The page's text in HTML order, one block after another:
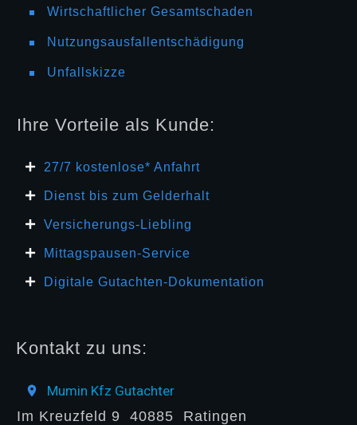
Wirtschaftlicher Gesamtschaden
Nutzungsausfallentschädigung
Unfallskizze
Ihre Vorteile als Kunde:
27/7 kosten lose* Anfahrt
Dienst bis zum Gelderhalt
Versicherungs-Liebling
Mittagspausen-Service
Digitale Gutachten-Dokumentation
Kontakt zu uns:
Mumin Kfz Gutachter
Im Kreuzfeld 9 40885 Ratingen